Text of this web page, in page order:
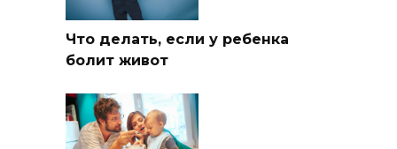
Что делать, если у ребенка
болит живот